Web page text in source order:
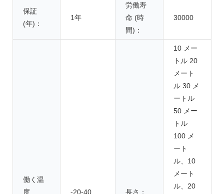
保証
(年)：
1年
労働寿
命 (時
間)：
30000
働く温
度
-20-40 長さ：
10 メー
トル 20
メート
ル 30 メ
ートル
50 メー
トル
100 メ
ート
ル、10
メート
ル、20